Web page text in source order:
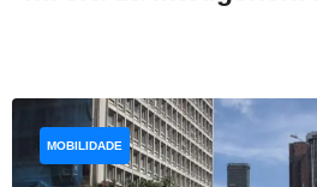
MOBILIDADE